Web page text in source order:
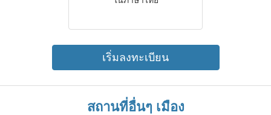
เริ่มลงทะเบียน
สถานที่อื่นๆ เมือง